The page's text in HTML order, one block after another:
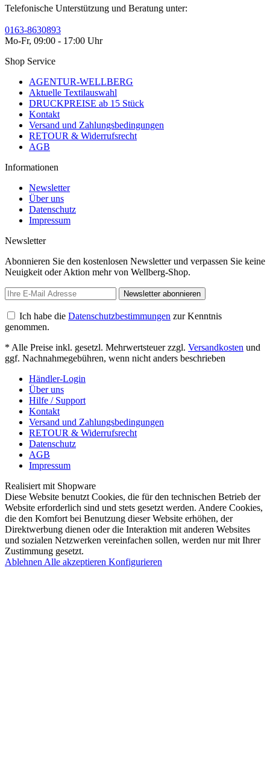
Telefonische Unterstützung und Beratung unter:
0163-8630893
Mo-Fr, 09:00 - 17:00 Uhr
Shop Service
AGENTUR-WELLBERG
Aktuelle Textilauswahl
DRUCKPREISE ab 15 Stück
Kontakt
Versand und Zahlungsbedingungen
RETOUR & Widerrufsrecht
AGB
Informationen
Newsletter
Über uns
Datenschutz
Impressum
Newsletter
Abonnieren Sie den kostenlosen Newsletter und verpassen Sie keine
Neuigkeit oder Aktion mehr von Wellberg-Shop.
Newsletter abonnieren
Ich habe die Datenschutzbestimmungen zur Kenntnis
genommen.
* Alle Preise inkl. gesetzl. Mehrwertsteuer zzgl. Versandkosten und
ggf. Nachnahmegebühren, wenn nicht anders beschrieben
Händler-Login
Über uns
Hilfe / Support
Kontakt
Versand und Zahlungsbedingungen
RETOUR & Widerrufsrecht
Datenschutz
AGB
Impressum
Realisiert mit Shopware
Diese Website benutzt Cookies, die für den technischen Betrieb der
Website erforderlich sind und stets gesetzt werden. Andere Cookies,
die den Komfort bei Benutzung dieser Website erhöhen, der
Direktwerbung dienen oder die Interaktion mit anderen Websites
und sozialen Netzwerken vereinfachen sollen, werden nur mit Ihrer
Zustimmung gesetzt.
Ablehnen Alle akzeptieren Konfigurieren